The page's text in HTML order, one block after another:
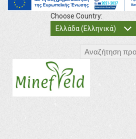
Choose Country:
Ελλάδα (Ελληνικά)